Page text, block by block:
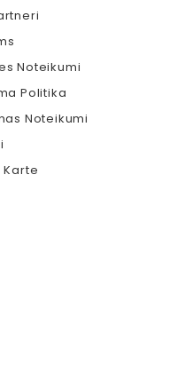
Noteikumi
Politika
Noteikumi
Karte